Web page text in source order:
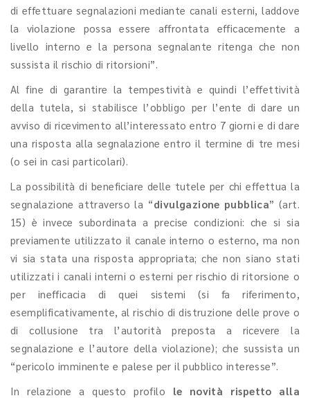
di effettuare segnalazioni mediante canali esterni, laddove
la violazione possa essere affrontata efficacemente a
livello interno e la persona segnalante ritenga che non
sussista il rischio di ritorsioni”.
Al fine di garantire la tempestività e quindi l’effettività
della tutela, si stabilisce l’obbligo per l’ente di dare un
avviso di ricevimento all’interessato entro 7 giorni e di dare
una risposta alla segnalazione entro il termine di tre mesi
(o sei in casi particolari).
La possibilità di beneficiare delle tutele per chi effettua la
segnalazione attraverso la “divulgazione pubblica” (art.
15) è invece subordinata a precise condizioni: che si sia
previamente utilizzato il canale interno o esterno, ma non
vi sia stata una risposta appropriata; che non siano stati
utilizzati i canali interni o esterni per rischio di ritorsione o
per inefficacia di quei sistemi (si fa riferimento,
esemplificativamente, al rischio di distruzione delle prove o
di collusione tra l’autorità preposta a ricevere la
segnalazione e l’autore della violazione); che sussista un
“pericolo imminente e palese per il pubblico interesse”.
In relazione a questo profilo le novità rispetto alla